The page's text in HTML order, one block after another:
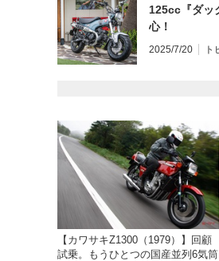
125cc『ダッ
心！
2025/7/20 ト
【カワサキZ1300（1979）】回顧
試乗。もうひとつの国産並列6気筒